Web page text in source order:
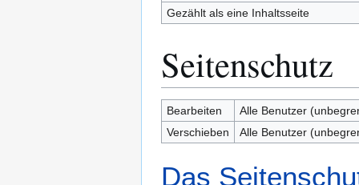
Gezählt als eine Inhaltsseite
Seitenschutz
Bearbeiten
Alle Benutzer
Verschieben
Alle Benutzer
Das